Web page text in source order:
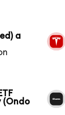
a
(Ondo